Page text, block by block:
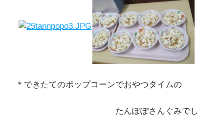
＊できたてのポップコーンでおやつタイムの
たんぽぽさんぐみでし